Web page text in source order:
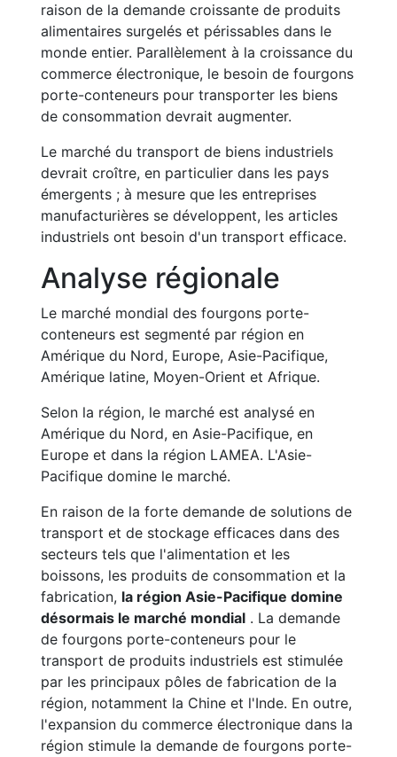
raison de la demande croissante de produits
alimentaires surgelés et périssables dans le
monde entier. Parallèlement à la croissance du
commerce électronique, le besoin de fourgons
porte-conteneurs pour transporter les biens
de consommation devrait augmenter.
Le marché du transport de biens industriels
devrait croître, en particulier dans les pays
émergents ; à mesure que les entreprises
manufacturières se développent, les articles
industriels ont besoin d'un transport efficace.
Analyse régionale
Le marché mondial des fourgons porte-
conteneurs est segmenté par région en
Amérique du Nord, Europe, Asie-Pacifique,
Amérique latine, Moyen-Orient et Afrique.
Selon la région, le marché est analysé en
Amérique du Nord, en Asie-Pacifique, en
Europe et dans la région LAMEA. L'Asie-
Pacifique domine le marché.
En raison de la forte demande de solutions de
transport et de stockage efficaces dans des
secteurs tels que l'alimentation et les
boissons, les produits de consommation et la
fabrication, la région Asie-Pacifique domine
désormais le marché mondial . La demande
de fourgons porte-conteneurs pour le
transport de produits industriels est stimulée
par les principaux pôles de fabrication de la
région, notamment la Chine et l'Inde. En outre,
l'expansion du commerce électronique dans la
région stimule la demande de fourgons porte-